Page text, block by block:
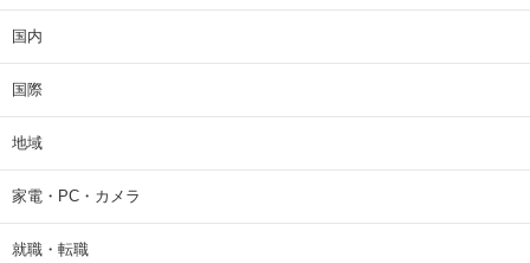
国内
国際
地域
家電・PC・カメラ
就職・転職